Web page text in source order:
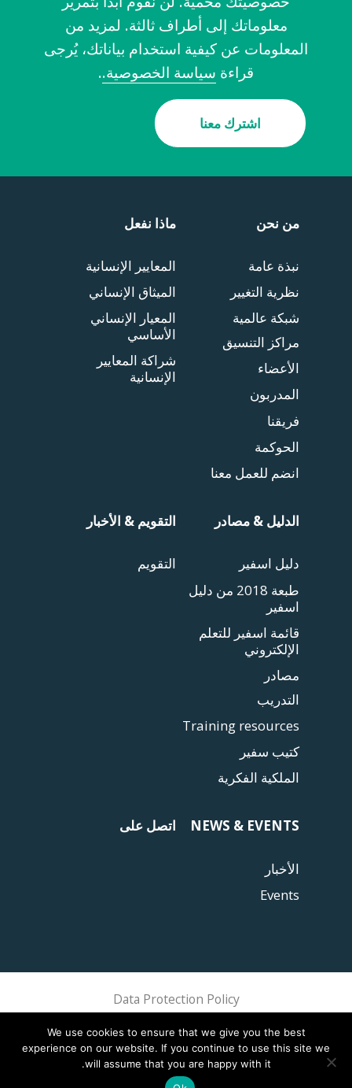
معلوماتك إلى أطراف ثالثة. لمزيد من
المعلومات عن كيفية استخدام بياناتك، يُرجى
قراءة سياسة الخصوصية..
اشترك معنا
من نحن
نبذة عامة
نظرية التغيير
شبكة عالمية
مراكز التنسيق
الأعضاء
المدربون
فريقنا
الحوكمة
انضم للعمل معنا
ماذا نفعل
المعايير الإنسانية
الميثاق الإنساني
المعيار الإنساني
الأساسي
شراكة المعايير
الإنسانية
الدليل & مصادر
دليل اسفير
طبعة 2018 من دليل
اسفير
قائمة اسفير للتعلم
الإلكتروني
مصادر
التدريب
Training resources
كتيب سفير
الملكية الفكرية
التقويم & الأخبار
التقويم
NEWS & EVENTS
الأخبار
Events
اتصل على
Data Protection Policy
We use cookies to ensure that we give you the best
experience on our website. If you continue to use this site we
will assume that you are happy with it.